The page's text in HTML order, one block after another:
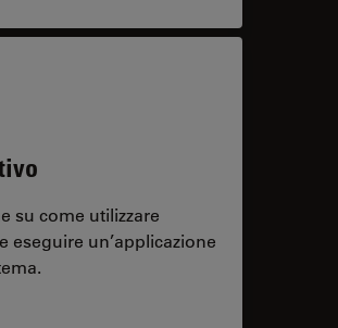
su come utilizzare
un’applicazione